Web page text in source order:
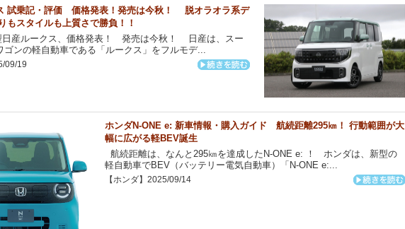
試乗記・評価 価格発表！発売は今秋！ 脱オラオラ系デ
もスタイルも上質さで勝負！！
産ルークス、価格発表！ 発売は今秋！ 日産は、スー
ゴンの軽自動車である「ルークス」をフルモデ...
09/19
ホンダN-ONE e: 新車情報・購入ガイド 航続距離295㎞！ 行動範囲が大
幅に広がる軽BEV誕生
航続距離は、なんと295㎞を達成したN-ONE e: ！ ホンダは、新型の
軽自動車でBEV（バッテリー電気自動車）「N-ONE e:...
【ホンダ】2025/09/14